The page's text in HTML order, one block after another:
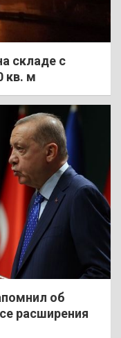
складе с
кв. м
об
расширения